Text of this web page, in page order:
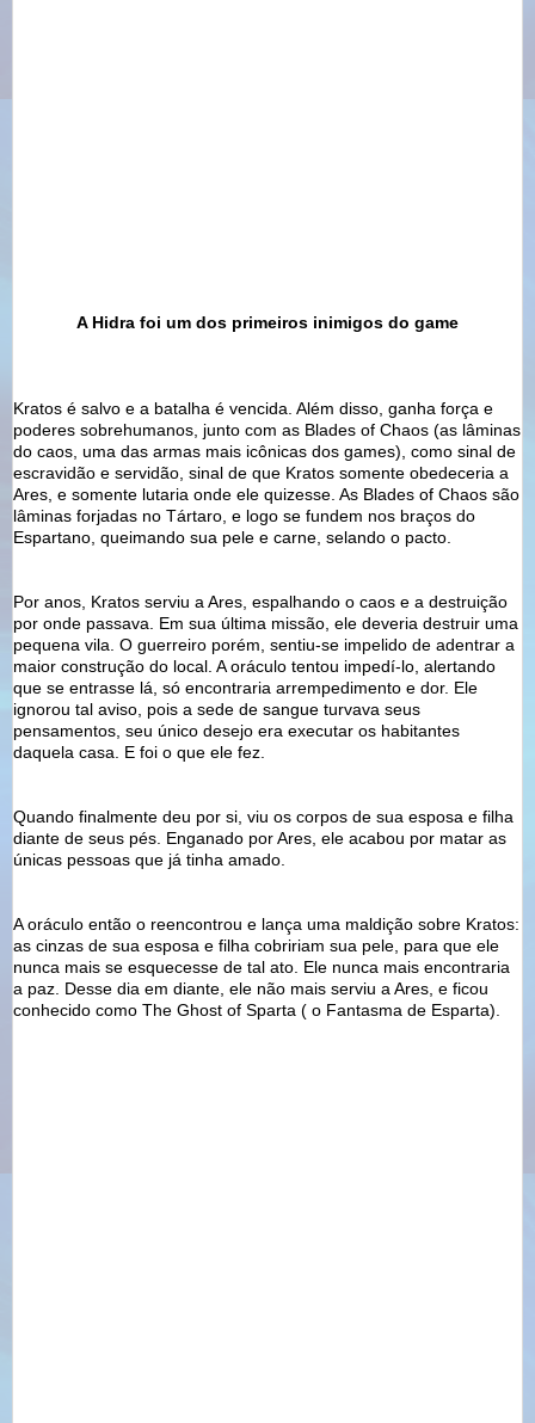
A Hidra foi um dos primeiros inimigos do game
Kratos é salvo e a batalha é vencida. Além disso, ganha força e
poderes sobrehumanos , junto com as Blades of Chaos (as lâminas
do caos, uma das armas mais icônicas dos games), como sinal de
escravidão e servidão, sinal de que Kratos somente obedeceria a
Ares, e somente lutaria onde ele quizesse . As Blades of Chaos são
lâminas forjadas no Tártaro, e logo se fundem nos braços do
Espartano, queimando sua pele e carne, selando o pacto.
Por anos, Kratos serviu a Ares, espalhando o caos e a destruição
por onde passava. Em sua última missão, ele deveria destruir uma
pequena vila. O guerreiro porém, sentiu-se impelido de adentrar a
maior construção do local. A oráculo tentou impedí-lo, alertando
que se entrasse lá, só encontraria arrempedimento e dor. Ele
ignorou tal aviso, pois a sede de sangue turvava seus
pensamentos, seu único desejo era executar os habitantes
daquela casa. E foi o que ele fez.
Quando finalmente deu por si, viu os corpos de sua esposa e filha
diante de seus pés. Enganado por Ares, ele acabou por matar as
únicas pessoas que já tinha amado.
A oráculo então o reencontrou e lança uma maldição sobre Kratos:
as cinzas de sua esposa e filha cobririam sua pele, para que ele
nunca mais se esquecesse de tal ato. Ele nunca mais encontraria
a paz. Desse dia em diante, ele não mais serviu a Ares, e ficou
conhecido como The Ghost of Sparta ( o Fantasma de Esparta).